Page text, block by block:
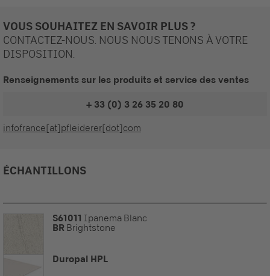
VOUS SOUHAITEZ EN SAVOIR PLUS ?
CONTACTEZ-NOUS. NOUS NOUS TENONS À VOTRE
DISPOSITION.
Renseignements sur les produits et service des ventes
+ 33 (0) 3 26 35 20 80
infofrance[at]pfleiderer[dot]com
ÉCHANTILLONS
S61011 Ipanema Blanc
BR Brightstone
Duropal HPL